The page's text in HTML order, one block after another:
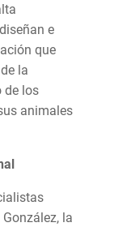
e
que
la
de los
animales
la